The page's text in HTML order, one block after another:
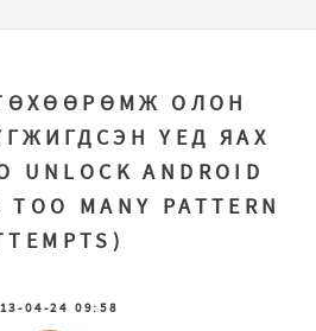
ОЛОН
ҮЕД ЯАХ
UNLOCK ANDROID
TOO MANY PATTERN
04-24 09:58